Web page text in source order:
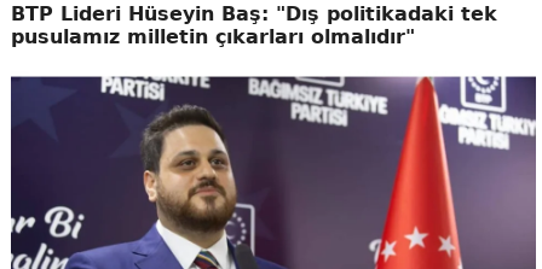
BTP Lideri Hüseyin Baş: "Dış politikadaki tek
pusulamız milletin çıkarları olmalıdır"